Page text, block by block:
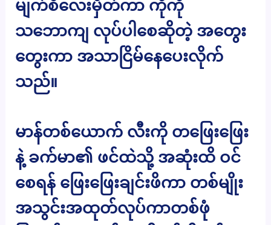
မျက်စိလေးမှိတ်ကာ ကိုကို
သဘောကျ လုပ်ပါစေဆိုတဲ့ အတွေး
တွေးကာ အသာငြိမ်နေပေးလိုက်
သည်။
မာန်တစ်ယောက် လီးကို တဖြေးဖြေး
နဲ့ ခက်မာ၏ ဖင်ထဲသို့ အဆုံးထိ ဝင်
စေရန် ဖြေးဖြေးချင်းဖိကာ တစ်မျိုး
အသွင်းအထုတ်လုပ်ကာတစ်ဖုံ